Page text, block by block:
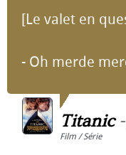
[Le valet en
- Oh merde
Titanic-
Film / Série